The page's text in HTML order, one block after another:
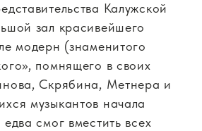
Калужской
зал красивейшего
модерн (знаменитого
помнящего в своих
Скрябина, Метнера и
музыкантов начала
смог вместить всех